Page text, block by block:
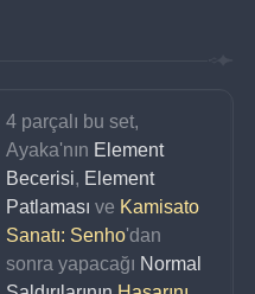
4 parçalı bu set,
Ayaka'nın Element
Becerisi, Element
Patlaması ve Kamisato
Sanatı: Senho'dan
sonra yapacağı Normal